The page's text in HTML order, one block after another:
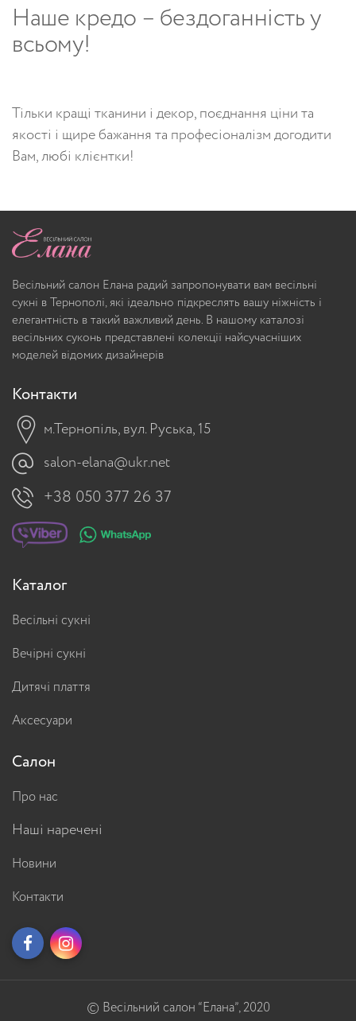
Наше кредо – бездоганність у
всьому!
Тільки кращі тканини і декор, поєднання ціни та
якості і щире бажання та професіоналізм догодити
Вам, любі клієнтки!
Весільний салон Елана радий запропонувати вам весільні
сукні в Тернополі, які ідеально підкреслять вашу ніжність і
елегантність в такий важливий день. В нашому каталозі
весільних суконь представлені колекції найсучасніших
моделей відомих дизайнерів
Контакти
м.Тернопіль, вул. Руська, 15
salon-elana@ukr.net
+38 050 377 26 37
Каталог
Весільні сукні
Вечірні сукні
Дитячі плаття
Аксесуари
Салон
Про нас
Наші наречені
Новини
Контакти
© Весільний салон “Елана”, 2020